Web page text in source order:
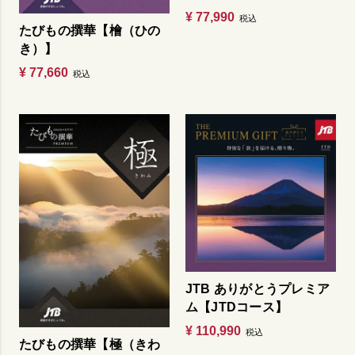
たびもの撰華【檜（ひの
き）】
¥ 77,660 税込
¥ 77,990 税込
たびもの撰華【極（きわ
JTB ありがとうプレミア
ム【JTDコース】
¥ 110,990 税込